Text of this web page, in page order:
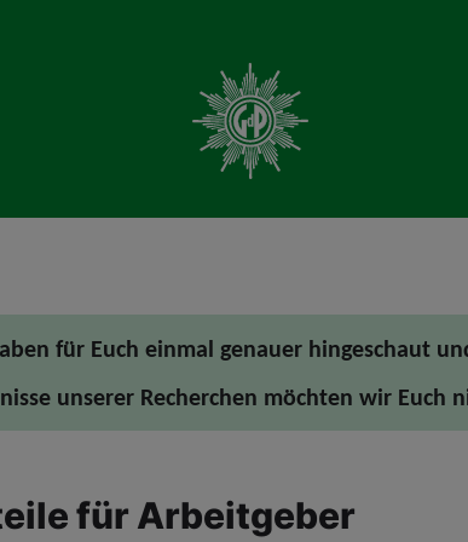
für Euch einmal genauer hingeschaut
unserer Recherchen möchten wir Euch
für Arbeitgeber